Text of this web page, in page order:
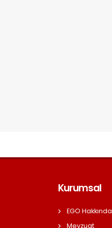
Kurumsal
EGO Hakkında
Mevzuat